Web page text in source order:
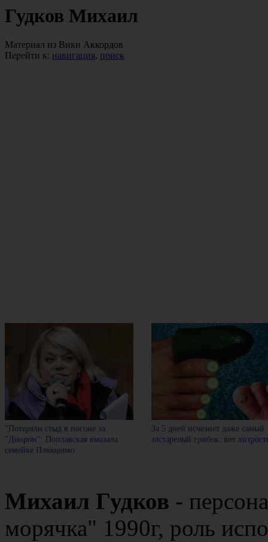
Гудков Михаил
Материал из Вики Аккордов
Перейти к: навигация, поиск
"Потеряли стыд в погоне за
"Диором": Поплавская вмазала
семейке Плющенко
За 5 дней исчезнет даже самый
застарелый грибок: вот
Михаил Гудков -
морячка" 1990г, роль